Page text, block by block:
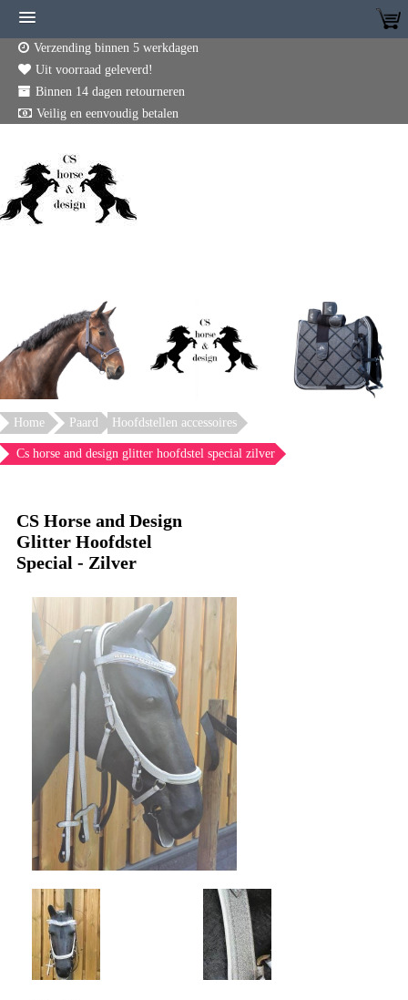
Verzending binnen 5 werkdagen
Uit voorraad geleverd!
Binnen 14 dagen retourneren
Veilig en eenvoudig betalen
Home Paard Hoofdstellen accessoires
Cs horse and design glitter hoofdstel special zilver
CS Horse and Design
Glitter Hoofdstel
Special - Zilver